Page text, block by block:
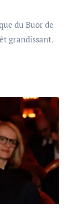
grandissant.